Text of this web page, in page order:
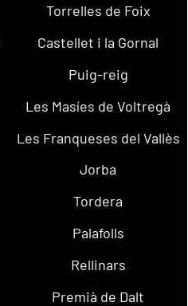
Torrelles de Foix
Castellet i la Gornal
Puig-reig
Les Masíes de Voltregà
Les Franqueses del Vallès
Jorba
Tordera
Palafolls
Rellinars
Premià de Dalt